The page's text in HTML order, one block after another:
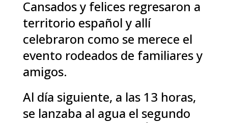
Cansados y felices regresaron a
territorio español y allí
celebraron como se merece el
evento rodeados de familiares y
amigos.
Al día siguiente, a las 13 horas,
se lanzaba al agua el segundo